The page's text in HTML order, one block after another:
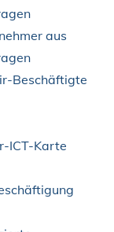
aus
Beschäftigte
ICT-Karte